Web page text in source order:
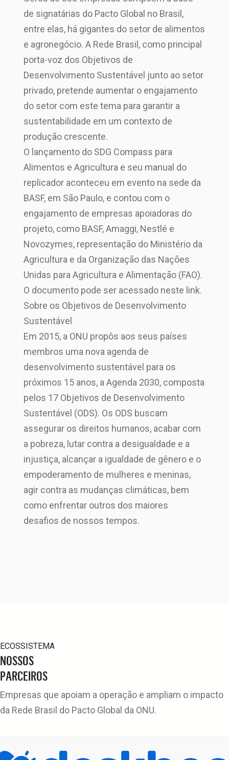
de signatárias do Pacto Global no Brasil,
entre elas, há gigantes do setor de alimentos
e agronegócio. A Rede Brasil, como principal
porta-voz dos Objetivos de
Desenvolvimento Sustentável junto ao setor
privado, pretende aumentar o engajamento
do setor com este tema para garantir a
sustentabilidade em um contexto de
produção crescente.
O lançamento do SDG Compass para
Alimentos e Agricultura e seu manual do
replicador aconteceu em evento na sede da
BASF, em São Paulo, e contou com o
engajamento de empresas apoiadoras do
projeto, como BASF, Amaggi, Nestlé e
Novozymes, representação do Ministério da
Agricultura e da Organização das Nações
Unidas para Agricultura e Alimentação (FAO).
O documento pode ser acessado neste link.
Sobre os Objetivos de Desenvolvimento
Sustentável
Em 2015, a ONU propôs aos seus países
membros uma nova agenda de
desenvolvimento sustentável para os
próximos 15 anos, a Agenda 2030, composta
pelos 17 Objetivos de Desenvolvimento
Sustentável (ODS). Os ODS buscam
assegurar os direitos humanos, acabar com
a pobreza, lutar contra a desigualdade e a
injustiça, alcançar a igualdade de gênero e o
empoderamento de mulheres e meninas,
agir contra as mudanças climáticas, bem
como enfrentar outros dos maiores
desafios de nossos tempos.
ECOSSISTEMA
NOSSOS
PARCEIROS
Empresas que apoiam a operação e ampliam o impacto
da Rede Brasil do Pacto Global da ONU.